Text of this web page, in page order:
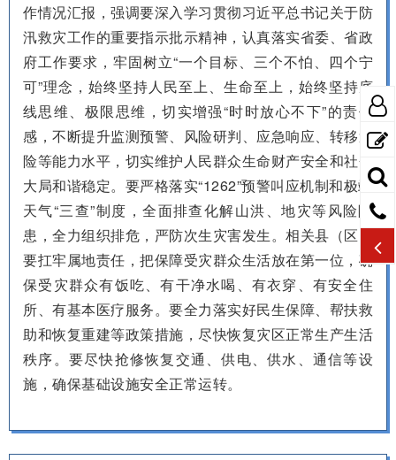
作情况汇报，强调要深入学习贯彻习近平总书记关于防
汛救灾工作的重要指示批示精神，认真落实省委、省政
府工作要求，牢固树立“一个目标、三个不怕、四个宁
可”理念，始终坚持人民至上、生命至上，始终坚持底
线思维、极限思维，切实增强“时时放心不下”的责任
感，不断提升监测预警、风险研判、应急响应、转移避
险等能力水平，切实维护人民群众生命财产安全和社会
大局和谐稳定。要严格落实“1262”预警叫应机制和极端
天气“三查”制度，全面排查化解山洪、地灾等风险隐
患，全力组织排危，严防次生灾害发生。相关县（区）
要扛牢属地责任，把保障受灾群众生活放在第一位，确
保受灾群众有饭吃、有干净水喝、有衣穿、有安全住
所、有基本医疗服务。要全力落实好民生保障、帮扶救
助和恢复重建等政策措施，尽快恢复灾区正常生产生活
秩序。要尽快抢修恢复交通、供电、供水、通信等设
施，确保基础设施安全正常运转。